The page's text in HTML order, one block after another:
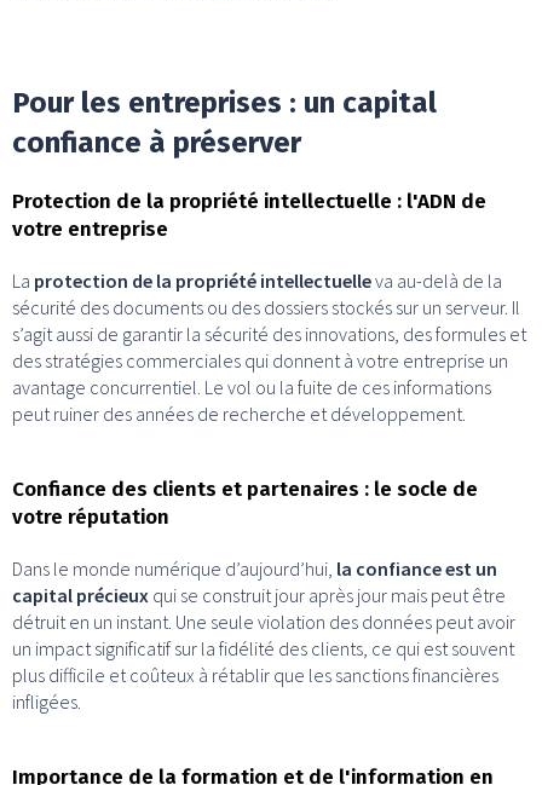
Pour les entreprises : un capital
confiance à préserver
Protection de la propriété intellectuelle : l'ADN de
votre entreprise
La protection de la propriété intellectuelleva au-delà de la
sécurité des documents ou des dossiers stockés sur un serveur. Il
s’agit aussi de garantir la sécurité des innovations, des formules et
des stratégies commerciales qui donnent à votre entreprise un
avantage concurrentiel. Le vol ou la fuite de ces informations
peut ruiner des années de recherche et développement.
Confiance des clients et partenaires : le socle de
votre réputation
Dans le monde numérique d’aujourd’hui, la confiance est un
capital précieux qui se construit jour après jour mais peut être
détruit en un instant. Une seule violation des données peut avoir
un impact significatif sur la fidélité des clients, ce qui est souvent
plus difficile et coûteux à rétablir que les sanctions financières
infligées.
Importance de la formation et de l'information en